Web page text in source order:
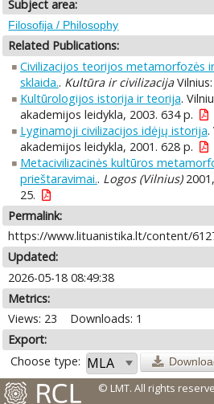
Subject area:
Filosofija / Philosophy
Related Publications:
Civilizacijos teorijos metamorfozės
sklaida.. Kultūra ir civilizacijaVilnius:
Kultūrologijos istorija ir teorija.
akademijos leidykla, 2003. 634 p.
Lyginamoji civilizacijos idėjų istorija.
akademijos leidykla, 2001. 628 p.
Metacivilizacinės kultūros
prieštaravimai.. Logos (Vilnius)
25.
Permalink:
https://www.lituanistika.lt/content/
Updated:
2026-05-18 08:49:38
Metrics:
Views: 23
Downloads: 1
Export:
Choose type:
© LMT. All rights